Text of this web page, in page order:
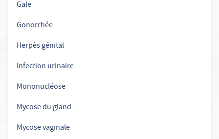
Gale
Gonorrhée
Herpès génital
Infection urinaire
Mononucléose
Mycose du gland
Mycose vaginale